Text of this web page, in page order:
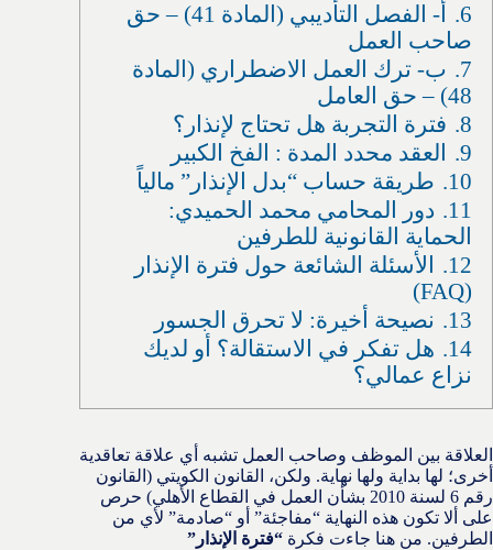
6.
أ- الفصل التأديبي (المادة 41) – حق
صاحب العمل
7.
ب- ترك العمل الاضطراري (المادة
48) – حق العامل
8. فترة التجربة هل تحتاج لإنذار؟
9.
العقد محدد المدة : الفخ الكبير
10.
طريقة حساب “بدل الإنذار” مالياً
11.
دور المحامي محمد الحميدي:
الحماية القانونية للطرفين
12.
الأسئلة الشائعة حول فترة الإنذار
(FAQ)
13.
نصيحة أخيرة: لا تحرق الجسور
14.
هل تفكر في الاستقالة؟ أو لديك
نزاع عمالي؟
العلاقة بين الموظف وصاحب العمل تشبه أي علاقة تعاقدية
أخرى؛ لها بداية ولها نهاية. ولكن، القانون الكويتي (القانون
رقم 6 لسنة 2010 بشأن العمل في القطاع الأهلي) حرص
على ألا تكون هذه النهاية “مفاجئة” أو “صادمة” لأي من
الطرفين. من هنا جاءت فكرة “فترة الإنذار”